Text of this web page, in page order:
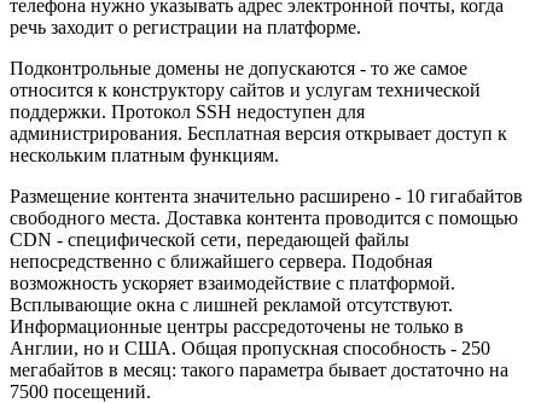
телефона нужно указывать адрес электронной почты, когда
речь заходит о регистрации на платформе.
Подконтрольные домены не допускаются - то же самое
относится к конструктору сайтов и услугам технической
поддержки. Протокол SSH недоступен для
администрирования. Бесплатная версия открывает доступ к
нескольким платным функциям.
Размещение контента значительно расширено - 10 гигабайтов
свободного места. Доставка контента проводится с помощью
CDN - специфической сети, передающей файлы
непосредственно с ближайшего сервера. Подобная
возможность ускоряет взаимодействие с платформой.
Всплывающие окна с лишней рекламой отсутствуют.
Информационные центры рассредоточены не только в
Англии, но и США. Общая пропускная способность - 250
мегабайтов в месяц: такого параметра бывает достаточно на
7500 посещений.